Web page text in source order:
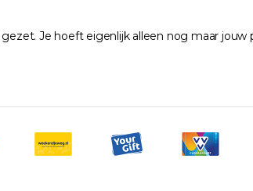
Je hoeft eigenlijk alleen nog maar